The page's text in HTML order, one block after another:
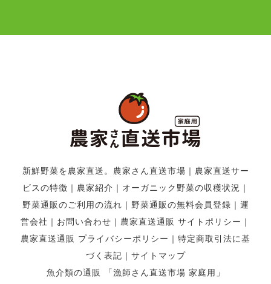
新鮮野菜を農家直送。農家さん直送市場 ｜ 農家直送サー
ビスの特徴 ｜ 農家紹介 ｜ オーガニック野菜の収穫状況 ｜
野菜通販のご利用の流れ ｜ 野菜通販の無料会員登録 ｜ 運
営会社 ｜ お問い合わせ ｜ 農家直送通販 サイトポリシー ｜
農家直送通販 プライバシーポリシー ｜ 特定商取引法に基
づく表記 ｜ サイトマップ
魚介類の通販 「漁師さん直送市場 家庭用」